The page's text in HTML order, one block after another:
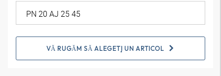
VĂ RUGĂM SĂ ALEGEŢI UN ARTICOL